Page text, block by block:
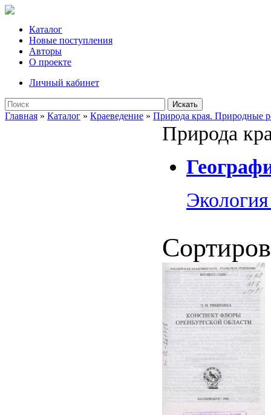
Каталог
Новые поступления
Авторы
О проекте
Личный кабинет
Искать
Главная » Каталог » Краеведение » Природа края. Природные
Природа